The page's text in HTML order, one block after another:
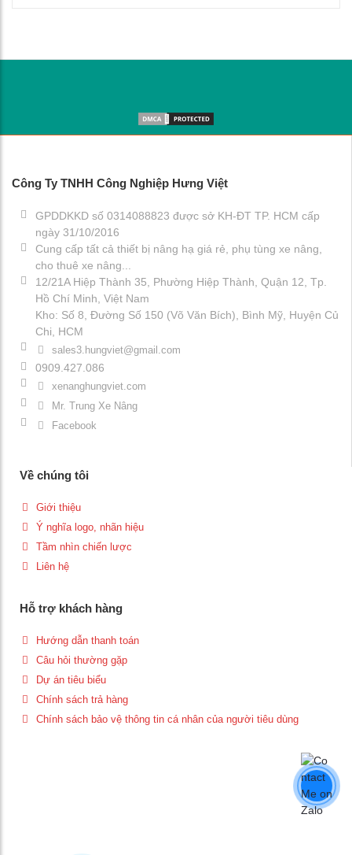
Công Ty TNHH Công Nghiệp Hưng Việt
GPDDKKD số 0314088823 được sở KH-ĐT TP. HCM cấp
ngày 31/10/2016
Cung cấp tất cả thiết bị nâng hạ giá rẻ, phụ tùng xe nâng,
cho thuê xe nâng...
12/21A Hiệp Thành 35, Phường Hiệp Thành, Quận 12, Tp.
Hồ Chí Minh, Việt Nam
Kho: Số 8, Đường Số 150 (Võ Văn Bích), Bình Mỹ, Huyện Củ
Chi, HCM
sales3.hungviet@gmail.com
0909.427.086
xenanghungviet.com
Mr. Trung Xe Nâng
Facebook
Về chúng tôi
Giới thiệu
Ý nghĩa logo, nhãn hiệu
Tầm nhìn chiến lược
Liên hệ
Hỗ trợ khách hàng
Hướng dẫn thanh toán
Câu hỏi thường gặp
Dự án tiêu biểu
Chính sách trả hàng
Chính sách bảo vệ thông tin cá nhân của người tiêu dùng